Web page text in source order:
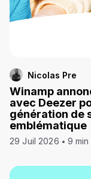
Nicolas Pre
Winamp
avec Deezer
génération de
emblématique
29 Juil 2026 9